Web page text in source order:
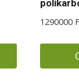
1290000